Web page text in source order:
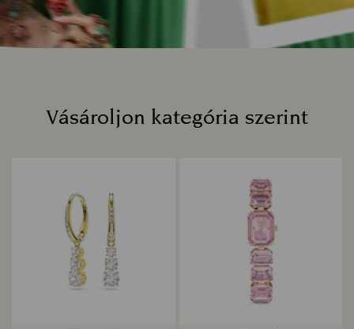
Vásároljon kategória szerint